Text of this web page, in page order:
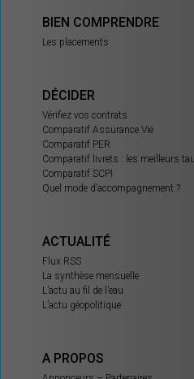
BIEN COMPRENDRE
Les placements
DÉCIDER
Vérifiez vos contrats
Comparatif Assurance Vie
Comparatif PER
Comparatif livrets : les meilleurs
Comparatif SCPI
Quel mode d’accompagnement ?
ACTUALITÉ
Flux RSS
La synthèse mensuelle
L’actu au fil de l’eau
L’actu géopolitique
A PROPOS